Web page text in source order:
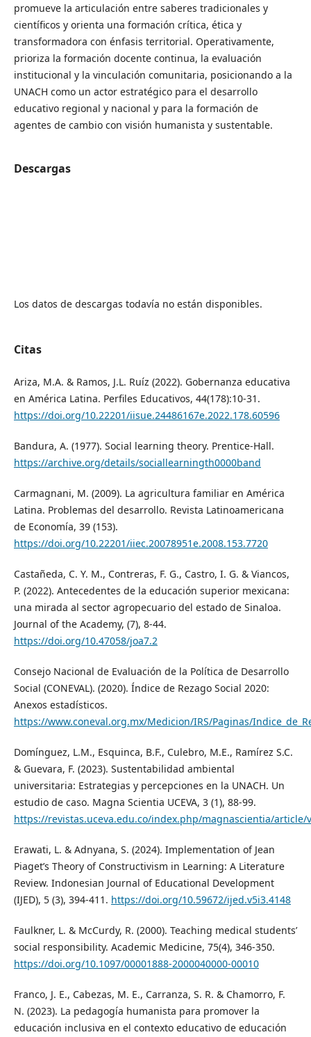
promueve la articulación entre saberes tradicionales y
científicos y orienta una formación crítica, ética y
transformadora con énfasis territorial. Operativamente,
prioriza la formación docente continua, la evaluación
institucional y la vinculación comunitaria, posicionando a la
UNACH como un actor estratégico para el desarrollo
educativo regional y nacional y para la formación de
agentes de cambio con visión humanista y sustentable.
Descargas
Los datos de descargas todavía no están disponibles.
Citas
Ariza, M.A. & Ramos, J.L. Ruíz (2022). Gobernanza educativa
en América Latina. Perfiles Educativos, 44(178):10-31.
https://doi.org/10.22201/iisue.24486167e.2022.178.60596
Bandura, A. (1977). Social learning theory. Prentice-Hall.
https://archive.org/details/sociallearningth0000band
Carmagnani, M. (2009). La agricultura familiar en América
Latina. Problemas del desarrollo. Revista Latinoamericana
de Economía, 39 (153).
https://doi.org/10.22201/iiec.20078951e.2008.153.7720
Castañeda, C. Y. M., Contreras, F. G., Castro, I. G. & Viancos,
P. (2022). Antecedentes de la educación superior mexicana:
una mirada al sector agropecuario del estado de Sinaloa.
Journal of the Academy, (7), 8-44.
https://doi.org/10.47058/joa7.2
Consejo Nacional de Evaluación de la Política de Desarrollo
Social (CONEVAL). (2020). Índice de Rezago Social 2020:
Anexos estadísticos.
https://www.coneval.org.mx/Medicion/IRS/Paginas/
Domínguez, L.M., Esquinca, B.F., Culebro, M.E., Ramírez S.C.
& Guevara, F. (2023). Sustentabilidad ambiental
universitaria: Estrategias y percepciones en la UNACH. Un
estudio de caso. Magna Scientia UCEVA, 3 (1), 88-99.
https://revistas.uceva.edu.co/index.php/magnascientia/article/
Erawati, L. & Adnyana, S. (2024). Implementation of Jean
Piaget’s Theory of Constructivism in Learning: A Literature
Review. Indonesian Journal of Educational Development
(IJED), 5 (3), 394-411. https://doi.org/10.59672/ijed.v5i3.4148
Faulkner, L. & McCurdy, R. (2000). Teaching medical students’
social responsibility. Academic Medicine, 75(4), 346-350.
https://doi.org/10.1097/00001888-2000040000-00010
Franco, J. E., Cabezas, M. E., Carranza, S. R. & Chamorro, F.
N. (2023). La pedagogía humanista para promover la
educación inclusiva en el contexto educativo de educación